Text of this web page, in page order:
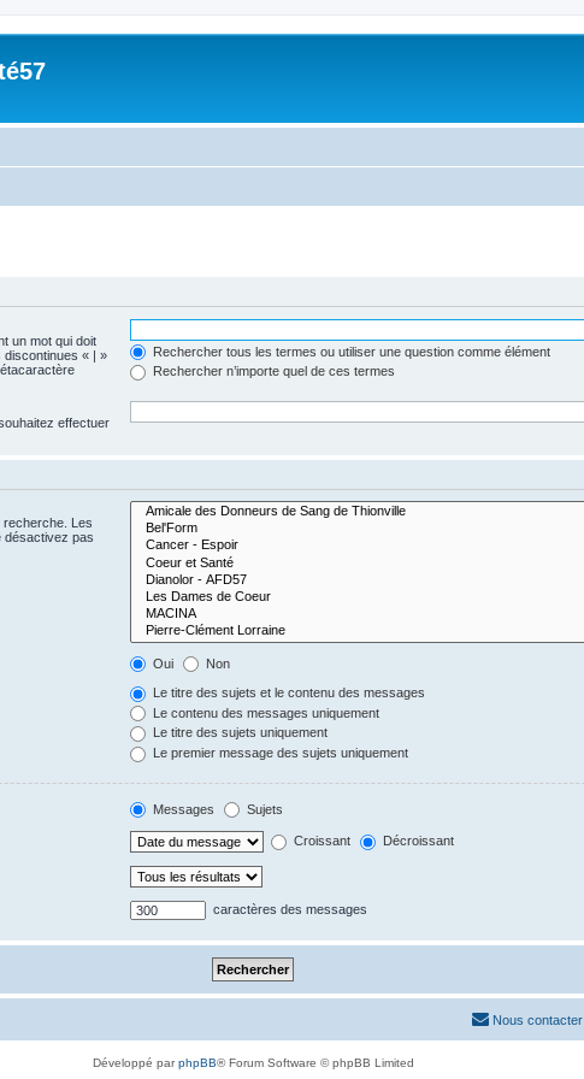
un mot qui doit
« | »
Rechercher tous les termes ou utiliser une question comme élément
Rechercher n’importe quel de ces termes
effectuer
recherche. Les
désactivez pas
Oui Non
Le titre des sujets et le contenu des messages
Le contenu des messages uniquement
Le titre des sujets uniquement
Le premier message des sujets uniquement
Messages Sujets
Croissant Décroissant
caractères des messages
Nous contacter
Développé parphpBB® Forum Software © phpBB Limited